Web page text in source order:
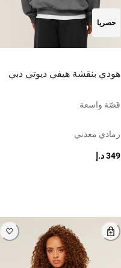
حصريا
هودي بنقشة هيفي ديوتي دبي
قصّة واسعة
رمادي معدني
349 د.إ